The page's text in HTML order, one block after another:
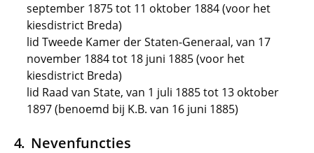
september 1875 tot 11 oktober 1884 (voor het
kiesdistrict Breda)
lid Tweede Kamer der Staten-Generaal, van 17
november 1884 tot 18 juni 1885 (voor het
kiesdistrict Breda)
lid Raad van State, van 1 juli 1885 tot 13 oktober
1897 (benoemd bij K.B. van 16 juni 1885)
Nevenfuncties